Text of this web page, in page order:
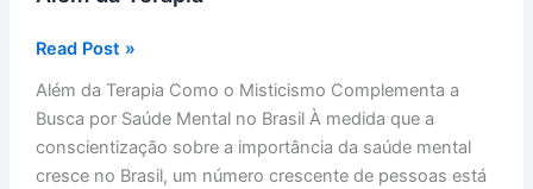
Além
Read Post »
Além da Terapia Como o Misticismo Complementa a
Busca por Saúde Mental no Brasil À medida que a
conscientização sobre a importância da saúde mental
cresce no Brasil, um número crescente de pessoas está